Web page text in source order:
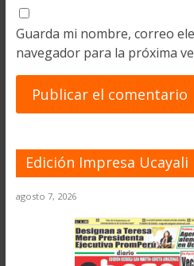
Guarda mi nombre, correo
navegador para la próxima
Edición Impresa Ucayali
agosto 7, 2026